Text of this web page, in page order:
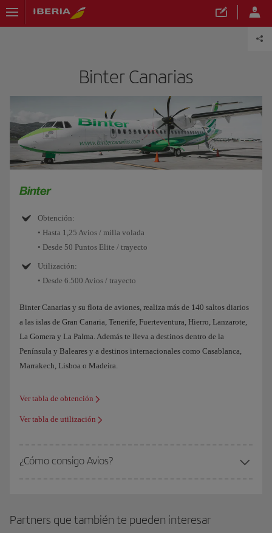
Binter Canarias
Obtención:
• Hasta 1,25 Avios / milla volada
• Desde 50 Puntos Elite / trayecto
Utilización:
• Desde 6.500 Avios / trayecto
Binter Canarias y su flota de aviones, realiza más de 140 saltos diarios
a las islas de Gran Canaria, Tenerife, Fuerteventura, Hierro, Lanzarote,
La Gomera y La Palma. Además te lleva a destinos dentro de la
Península y Baleares y a destinos internacionales como Casablanca,
Marrakech, Lisboa o Madeira.
Ver tabla de obtención
Ver tabla de utilización
¿Cómo consigo Avios?
Partners que también te pueden interesar